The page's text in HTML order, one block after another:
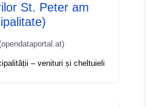
St. Peter am
– venituri și cheltuieli